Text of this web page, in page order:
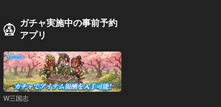
ガチャ実施中の事前予約
アプリ
W三国志